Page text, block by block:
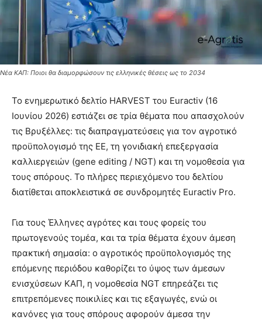
Νέα ΚΑΠ: Ποιοι θα διαμορφώσουν τις ελληνικές θέσεις ως το 2034
Το ενημερωτικό δελτίο HARVEST του Euractiv (16
Ιουνίου 2026) εστιάζει σε τρία θέματα που απασχολούν
τις Βρυξέλλες: τις διαπραγματεύσεις για τον αγροτικό
προϋπολογισμό της ΕΕ, τη γονιδιακή επεξεργασία
καλλιεργειών (gene editing / NGT) και τη νομοθεσία για
τους σπόρους. Το πλήρες περιεχόμενο του δελτίου
διατίθεται αποκλειστικά σε συνδρομητές Euractiv Pro.
Για τους Έλληνες αγρότες και τους φορείς του
πρωτογενούς τομέα, και τα τρία θέματα έχουν άμεση
πρακτική σημασία: ο αγροτικός προϋπολογισμός της
επόμενης περιόδου καθορίζει το ύψος των άμεσων
ενισχύσεων ΚΑΠ, η νομοθεσία NGT επηρεάζει τις
επιτρεπόμενες ποικιλίες και τις εξαγωγές, ενώ οι
κανόνες για τους σπόρους αφορούν άμεσα την